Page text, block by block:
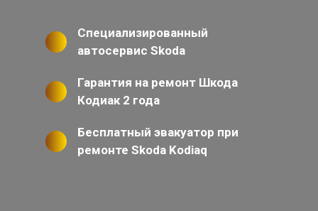
Специализированный
автосервис Skoda
Гарантия на ремонт Шкода
Кодиак 2 года
Бесплатный эвакуатор при
ремонте Skoda Kodiaq